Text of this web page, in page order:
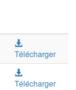
Télécharger
Télécharger